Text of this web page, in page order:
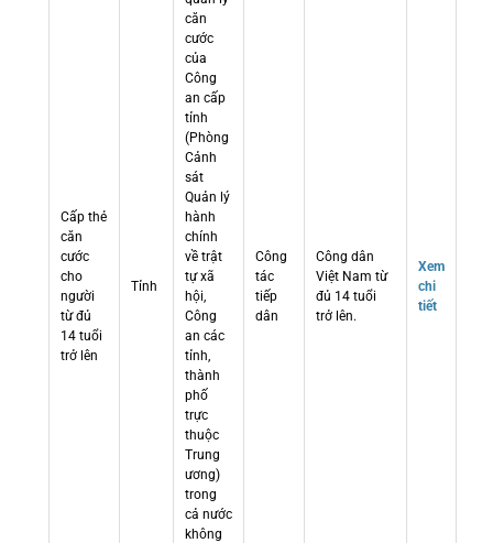
Cấp thẻ
căn
cước
cho
người
từ đủ
14 tuổi
trở lên
Tỉnh
căn
cước
của
Công
an cấp
tỉnh
(Phòng
Cảnh
sát
Quản lý
hành
chính
về trật
tự xã
hội,
Công
an các
tỉnh,
thành
phố
trực
thuộc
Trung
ương)
trong
cả nước
không
Công
tác
tiếp
dân
Công dân
Việt Nam từ
đủ 14 tuổi
trở lên.
Xem
chi
tiết